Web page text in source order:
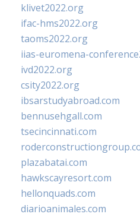
klivet2022.org
ifac-hms2022.org
taoms2022.org
iias-euromena-
ivd2022.org
csity2022.org
ibsarstudyabroad.com
bennusehgall.com
tsecincinnati.com
plazabatai.com
hawkscayresort.com
hellonquads.com
diarioanimales.com